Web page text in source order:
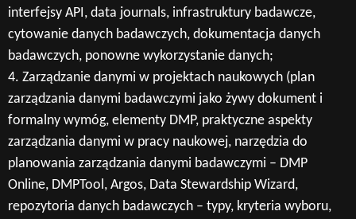
interfejsy API, data journals, infrastruktury badawcze,
cytowanie danych badawczych, dokumentacja danych
badawczych, ponowne wykorzystanie danych;
4. Zarządzanie danymi w projektach naukowych (plan
zarządzania danymi badawczymi jako żywy dokument i
formalny wymóg, elementy DMP, praktyczne aspekty
zarządzania danymi w pracy naukowej, narzędzia do
planowania zarządzania danymi badawczymi – DMP
Online, DMPTool, Argos, Data Stewardship Wizard,
repozytoria danych badawczych – typy, kryteria wyboru,